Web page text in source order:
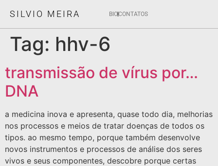
SILVIO MEIRA BIOCONTATOS
Tag: hhv-6
transmissão de vírus por…
DNA
a medicina inova e apresenta, quase todo dia, melhorias
nos processos e meios de tratar doenças de todos os
tipos. ao mesmo tempo, porque também desenvolve
novos instrumentos e processos de análise dos seres
vivos e seus componentes, descobre porque certas